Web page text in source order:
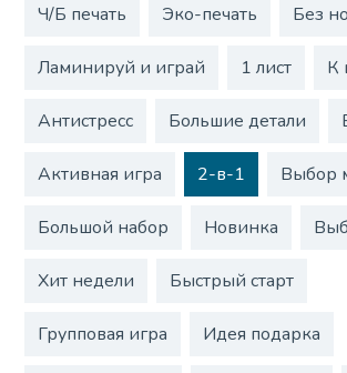
Ч/Б печать Эко-печать Без
Ламинируй и играй 1 лист К
Антистресс Большие детали
Активная игра 2-в-1 Выбор
Большой набор Новинка
Хит недели Быстрый старт
Групповая игра Идея подарка